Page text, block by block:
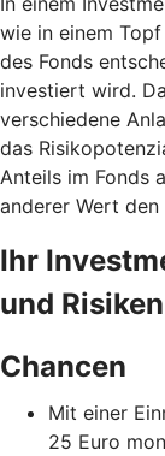
wie in einem
des Fonds
investiert wird.
verschiedene
das
Anteils im Fonds
anderer Wert
Ihr
und Risiken
Chancen
Mit einer
25 Euro